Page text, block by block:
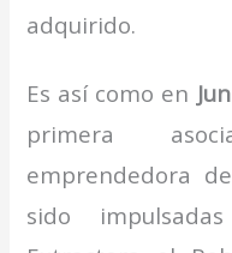
adquirido.
Es así como en
primera
emprendedora
sido